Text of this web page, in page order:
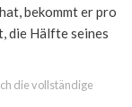
bekommt er pro
die Hälfte seines
die vollständige